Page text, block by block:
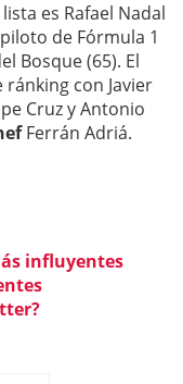
es Rafael Nadal
de Fórmula 1
Bosque (65). El
con Javier
Cruz y Antonio
Ferrán Adriá.
influyentes